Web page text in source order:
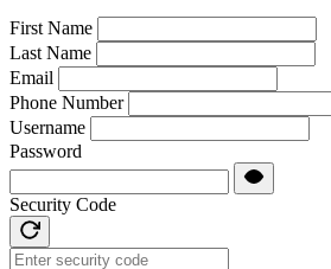
First Name
Last Name
Email
Phone Number
Username
Password
Security Code